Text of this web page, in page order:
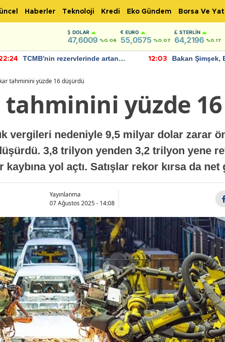
Haberler Teknoloji Kredi Eko Gündem Borsa Ve
DOLAR
47,6009 %0.06
EURO
55,0575 %0.07
STERLIN
64,2196 %0.17
TCMB'nin rezervlerinde artan
12:03
Bakan Şimşek,
tahminini yüzde 16 düşürdü
yüzde
vergileri nedeniyle 9,5 milyar dolar zarar
3,8 trilyon yenden 3,2 trilyon yene
yol açtı. Satışlar rekor kırsa da net
Yayınlanma
07 Ağustos 2025 - 14:08